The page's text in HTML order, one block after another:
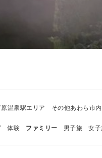
温泉駅エリア その他あわら市
体験 ファミリー 男子旅 女子